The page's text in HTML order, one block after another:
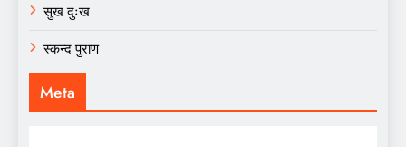
सुख दुःख
स्कन्द पुराण
Meta